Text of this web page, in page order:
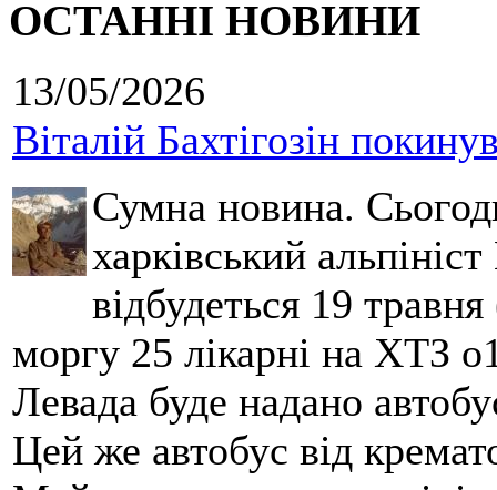
ОСТАННІ НОВИНИ
13/05/2026
Віталій Бахтігозін
Сумна новина.
харківський
відбудеться 19
моргу 25 лікарні на ХТЗ
Левада буде надано
Цей же автобус від